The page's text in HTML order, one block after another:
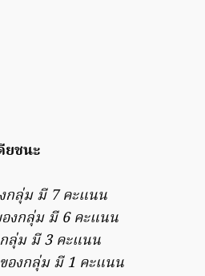
ยชนะ
กลุ่ม มี 7 คะแนน
งกลุ่ม มี 6 คะแนน
ลุ่ม มี 3 คะแนน
องกลุ่ม มี 1 คะแนน